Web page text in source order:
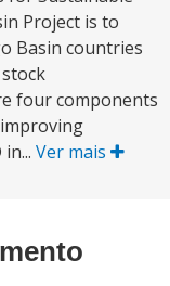
Project is to
Basin countries
four components
Ver mais